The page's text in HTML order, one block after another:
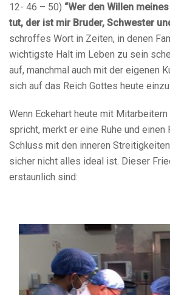
12- 46 – 50) “Wer den Willen
tut, der ist mir Bruder, Schwester
schroffes Wort in Zeiten, in denen
wichtigste Halt im Leben zu sein
auf, manchmal auch mit der eigenen
sich auf das Reich Gottes heute
Wenn Eckehart heute mit
spricht, merkt er eine Ruhe und einen
Schluss mit den inneren
sicher nicht alles ideal ist. Dieser
erstaunlich sind: